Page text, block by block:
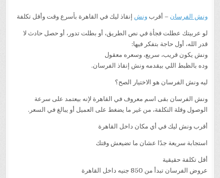
01282505052 ونش الفرسان – أقربونش إنقاذ ليك في القاهرة بأسرع وقت وأقل تكلفة
لو عربيتك عطلت فجأة في نص الطريق، أو بطلت تدور، أو حصل حادث لا
قدر الله، أول حاجة بتفكر فيها:
ونش يكون قريب، سريع، وسعره معقول
وده بالظبط اللي بيقدمه ونش إنقاذ الفرسان.
ليه ونش الفرسان هو الاختيار الصح؟
ونش الفرسان بقى اسم معروف في القاهرة لإنه بيعتمد على سرعة
الوصول وقلة التكلفة، من غير ما يضغط على العميل أو يبالغ في السعر.
أقرب ونش ليك في أي مكان داخل القاهرة
استجابة سريعة جدًا عشان ما تضيعش وقتك
أقل تكلفة حقيقية
عروض الفرسان تبدأ من 850 جنيه داخل القاهرة